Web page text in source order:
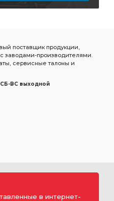
поставщик продукции,
заводами-производителями.
сервисные талоны и
СБ-ВС выходной
в интернет-